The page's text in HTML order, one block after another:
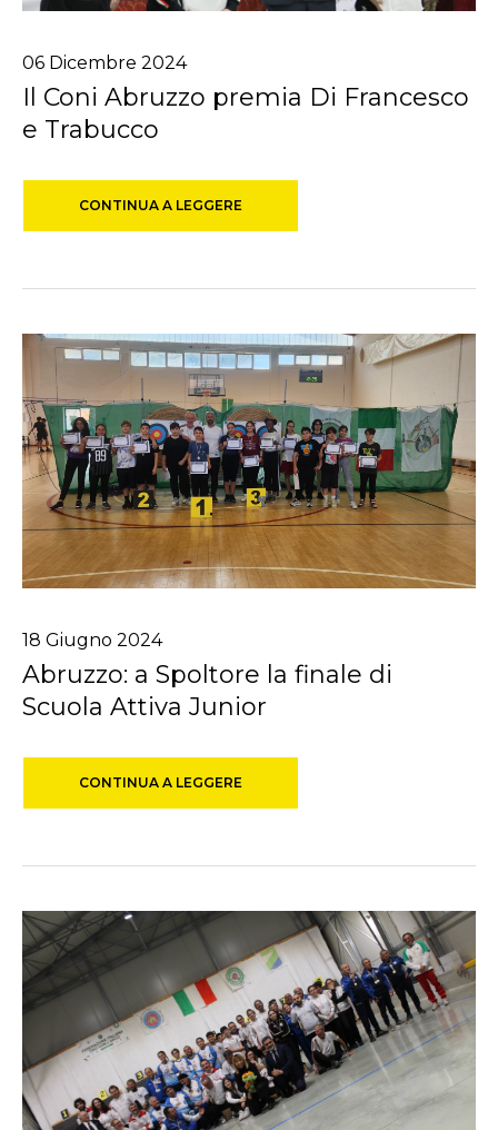
06 Dicembre 2024
Il Coni Abruzzo premia Di Francesco
e Trabucco
CONTINUA A LEGGERE
18 Giugno 2024
Abruzzo: a Spoltore la finale di
Scuola Attiva Junior
CONTINUA A LEGGERE